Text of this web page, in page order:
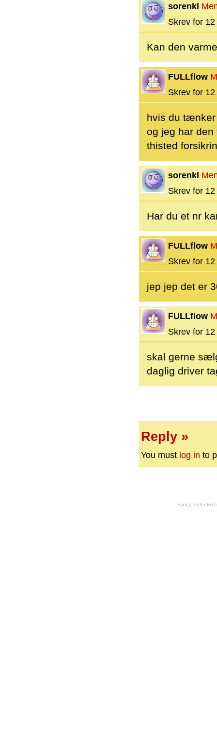
sorenkl
Skrev for
Kan den
FULLflow
Skrev for
hvis du tænker
og jeg har
thisted
sorenkl
Skrev for
Har du et nr
FULLflow
Skrev for
jep jep det er
FULLflow
Skrev for
skal gerne
daglig driver
Reply »
You must log in to
Fancy footer